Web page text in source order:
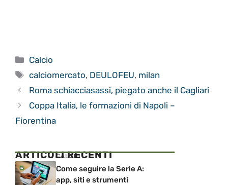
Categorie
Calcio
Tag
calciomercato, DEULOFEU, milan
Roma schiacciasassi, piegato anche il Cagliari
Coppa Italia, le formazioni di Napoli –
Fiorentina
ARTICOLI RECENTI
CALCIO
Come seguire la Serie A:
app, siti e strumenti